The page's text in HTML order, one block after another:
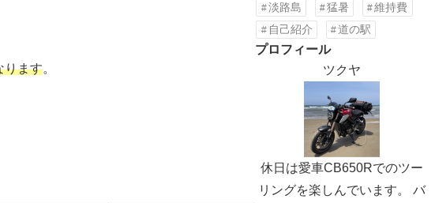
ります。
淡路島
猛暑
維持費
自己紹介
道の駅
プロフィール
ツクヤ
休日は愛車CB650Rでのツー
リングを楽しんでいます。 バ